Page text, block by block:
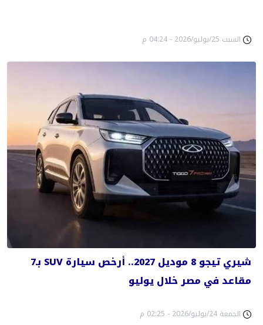
السبت 25/يوليو/2026 - 04:24 م
شيري تيجو 8 موديل 2027.. أرخص سيارة SUV بـ7
مقاعد في مصر خلال يوليو
الجمعة 24/يوليو/2026 - 02:25 م